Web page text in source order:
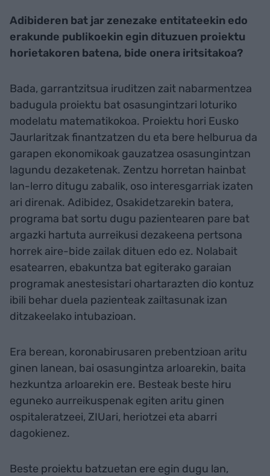
Adibideren bat jar zenezake entitateekin edo
erakunde publikoekin egin dituzuen proiektu
horietakoren batena, bide onera iritsitakoa?
Bada, garrantzitsua iruditzen zait nabarmentzea
badugula proiektu bat osasungintzari loturiko
modelatu matematikokoa. Proiektu hori Eusko
Jaurlaritzak finantzatzen du eta bere helburua da
garapen ekonomikoak gauzatzea osasungintzan
lagundu dezaketenak. Zentzu horretan hainbat
lan-lerro ditugu zabalik, oso interesgarriak izaten
ari direnak. Adibidez, Osakidetzarekin batera,
programa bat sortu dugu pazientearen pare bat
argazki hartuta aurreikusi dezakeena pertsona
horrek aire-bide zailak dituen edo ez. Nolabait
esatearren, ebakuntza bat egiterako garaian
programak anestesistari ohartarazten dio kontuz
ibili behar duela pazienteak zailtasunak izan
ditzakeelako intubazioan.
Era berean, koronabirusaren prebentzioan aritu
ginen lanean, bai osasungintza arloarekin, baita
hezkuntza arloarekin ere. Besteak beste hiru
eguneko aurreikuspenak egiten aritu ginen
ospitaleratzeei, ZIUari, heriotzei eta abarri
dagokienez.
Beste proiektu batzuetan ere egin dugu lan,